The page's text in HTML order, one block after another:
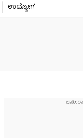
ಉದ್ಯೋಗ